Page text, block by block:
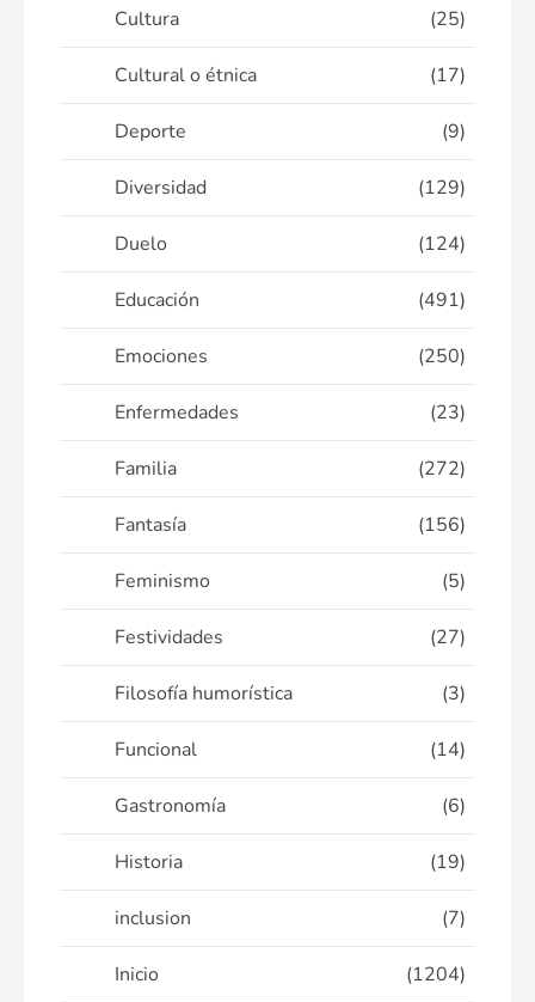
Cultura (25)
Cultural o étnica (17)
Deporte (9)
Diversidad (129)
Duelo (124)
Educación (491)
Emociones (250)
Enfermedades (23)
Familia (272)
Fantasía (156)
Feminismo (5)
Festividades (27)
Filosofía humorística (3)
Funcional (14)
Gastronomía (6)
Historia (19)
inclusion (7)
Inicio (1204)